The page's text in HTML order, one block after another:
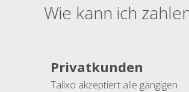
Wie kann ich
Privatkunden
Talixo akzeptiert alle gängigen